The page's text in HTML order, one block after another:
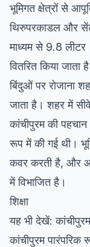
भूमिगत क्षेत्रों से
थिरुपरकाडल और
माध्यम से 9.8
वितरित किया
बिंदुओं पर रोजाना
जाता है। शहर में
कांचीपुरम की
रूप में की गई थी।
कवर करती है, और
में विभाजित है।
शिक्षा
यह भी देखें:
कांचीपुरम पारंपरिक